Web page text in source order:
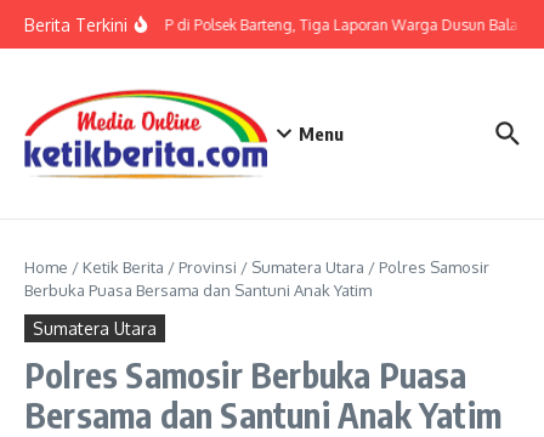
Berita TerkiniTerkait LP di Polsek Barteng, Tiga Laporan Warga Dusun Balaka
Menu
Home / Ketik Berita / Provinsi / Sumatera Utara / Polres Samosir
Berbuka Puasa Bersama dan Santuni Anak Yatim
Sumatera Utara
Polres Samosir Berbuka Puasa
Bersama dan Santuni Anak Yatim